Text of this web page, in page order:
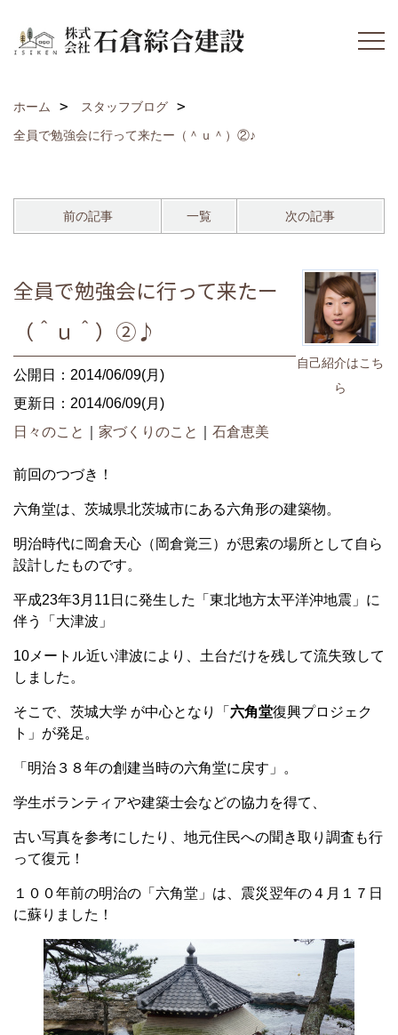
ホーム
スタッフブログ
全員で勉強会に行って来たー（＾ｕ＾）②♪
前の記事 一覧 次の記事
自己紹介はこち
ら
全員で勉強会に行って来たー
（＾ｕ＾）②♪
公開日：2014/06/09(月)
更新日：2014/06/09(月)
日々のこと
家づくりのこと 石倉恵美
前回のつづき！
六角堂は、茨城県北茨城市にある六角形の建築物。
明治時代に岡倉天心（岡倉覚三）が思索の場所として自ら
設計したものです。
平成23年3月11日に発生した「東北地方太平洋沖地震」に
伴う「大津波」
10メートル近い津波により、土台だけを残して流失致して
しました。
そこで、茨城大学 が中心となり「 六角堂復興プロジェク
ト」が発足。
「明治３８年の創建当時の六角堂に戻す」。
学生ボランティアや建築士会などの協力を得て、
古い写真を参考にしたり、地元住民への聞き取り調査も行
って復元！
１００年前の明治の「六角堂」は、震災翌年の４月１７日
に蘇りました！